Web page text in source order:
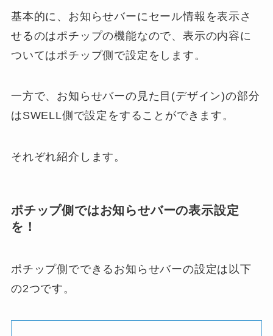
基本的に、お知らせバーにセール情報を表示さ
せるのはポチップの機能なので、表示の内容に
ついてはポチップ側で設定をします。
一方で、お知らせバーの見た目(デザイン)の部分
はSWELL側で設定をすることができます。
それぞれ紹介します。
ポチップ側ではお知らせバーの表示設定
を！
ポチップ側でできるお知らせバーの設定は以下
の2つです。